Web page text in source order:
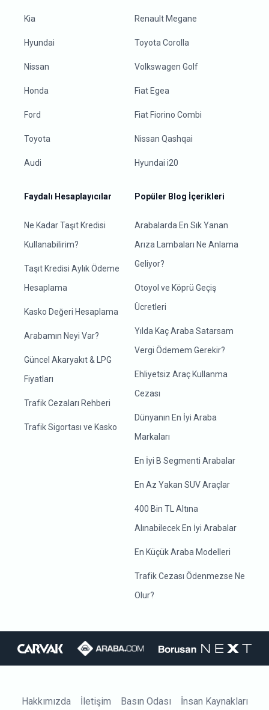
Kia
Hyundai
Nissan
Honda
Ford
Toyota
Audi
Renault Megane
Toyota Corolla
Volkswagen Golf
Fiat Egea
Fiat Fiorino Combi
Nissan Qashqai
Hyundai i20
Faydalı Hesaplayıcılar
Ne Kadar Taşıt Kredisi
Kullanabilirim?
Taşıt Kredisi Aylık Ödeme
Hesaplama
Kasko Değeri Hesaplama
Arabamın Neyi Var?
Güncel Akaryakıt & LPG
Fiyatları
Trafik Cezaları Rehberi
Trafik Sigortası ve Kasko
Popüler Blog İçerikleri
Arabalarda En Sık Yanan
Arıza Lambaları Ne Anlama
Geliyor?
Otoyol ve Köprü Geçiş
Ücretleri
Yılda Kaç Araba Satarsam
Vergi Ödemem Gerekir?
Ehliyetsiz Araç Kullanma
Cezası
Dünyanın En İyi Araba
Markaları
En İyi B Segmenti Arabalar
En Az Yakan SUV Araçlar
400 Bin TL Altına
Alınabilecek En İyi Arabalar
En Küçük Araba Modelleri
Trafik Cezası Ödenmezse Ne
Olur?
Hakkımızda İletişim Basın Odası İnsan Kaynakları